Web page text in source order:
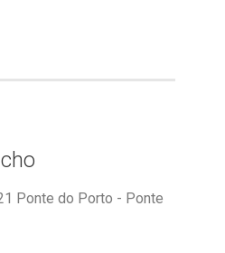
Ponte do Porto - Ponte